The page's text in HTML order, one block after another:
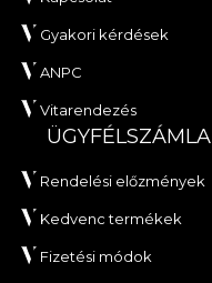
Gyakori kérdések
ANPC
Vitarendezés
ÜGYFÉLSZÁMLA
Rendelési előzmények
Kedvenc termékek
Fizetési módok